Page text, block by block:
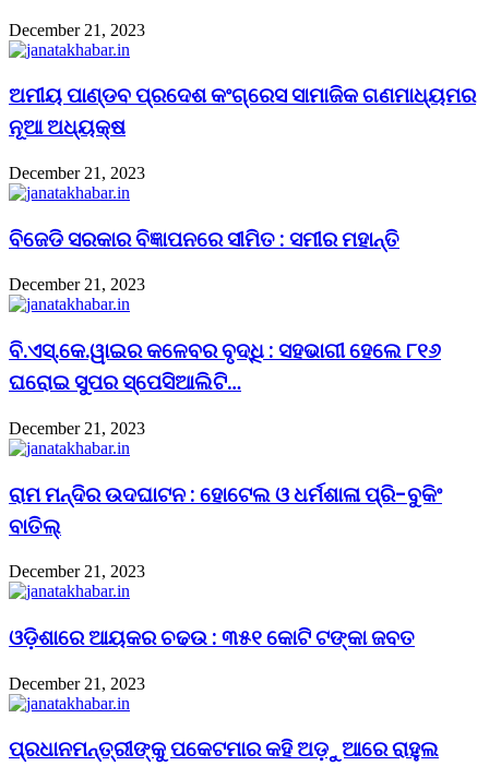
December 21, 2023
ଅମୀୟ ପାଣ୍ଡବ ପ୍ରଦେଶ କଂଗ୍ରେସ ସାମାଜିକ ଗଣମାଧ୍ୟମର
ନୂଆ ଅଧ୍ୟକ୍ଷ
December 21, 2023
ବିଜେଡି ସରକାର ବିଜ୍ଞାପନରେ ସୀମିତ : ସମୀର ମହାନ୍ତି
December 21, 2023
ବି.ଏସ୍.କେ.ୱାଇର କଳେବର ବୃଦ୍ଧି : ସହଭାଗୀ ହେଲେ ୮୧୬
ଘରୋଇ ସୁପର ସ୍ପେସିଆଲିଟି…
December 21, 2023
ରାମ ମନ୍ଦିର ଉଦଘାଟନ : ହୋଟେଲ ଓ ଧର୍ମଶାଳା ପ୍ରି-ବୁକିଂ
ବାତିଲ୍
December 21, 2023
ଓଡ଼ିଶାରେ ଆୟକର ଚଢଉ : ୩୫୧ କୋଟି ଟଙ୍କା ଜବତ
December 21, 2023
ପ୍ରଧାନମନ୍ତ୍ରୀଙ୍କୁ ପକେଟମାର କହି ଅଡ଼ୁଆରେ ରାହୁଲ